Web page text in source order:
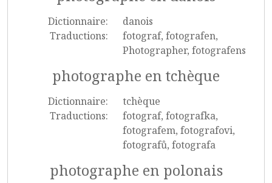
Dictionnaire:
danois
Traductions:
fotograf, fotografen,
Photographer, fotografens
photographe en tchèque
Dictionnaire:
tchèque
Traductions:
fotograf, fotografka,
fotografem, fotografovi,
fotografů, fotografa
photographe en polonais